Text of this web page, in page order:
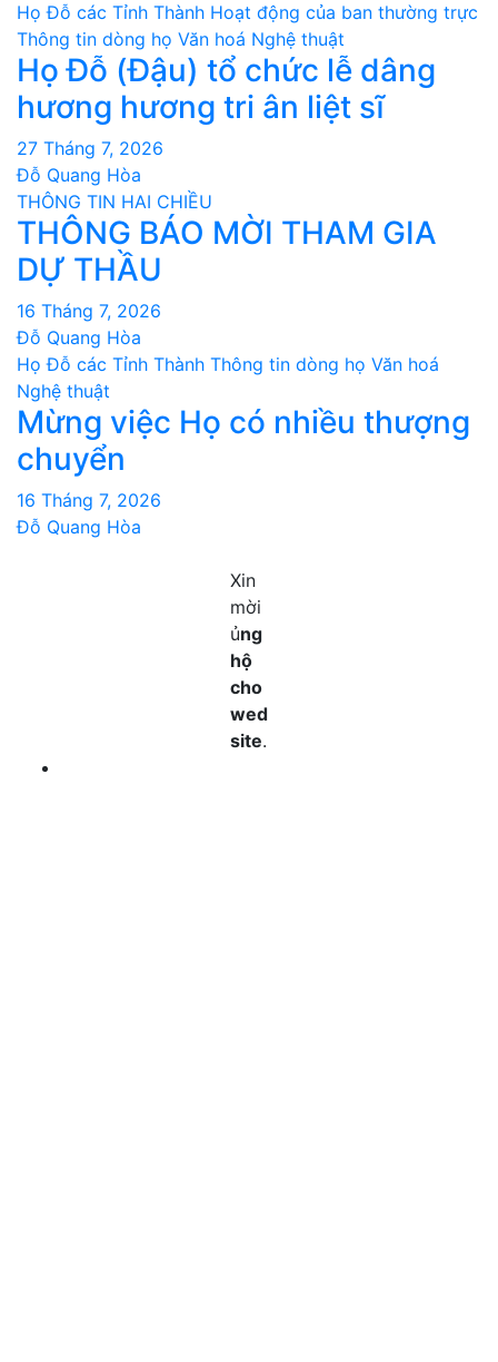
Họ Đỗ các Tỉnh Thành Hoạt động của ban thường trực
Thông tin dòng họ Văn hoá Nghệ thuật
Họ Đỗ (Đậu) tổ chức lễ dâng
hương hương tri ân liệt sĩ
27 Tháng 7, 2026
Đỗ Quang Hòa
THÔNG TIN HAI CHIỀU
THÔNG BÁO MỜI THAM GIA
DỰ THẦU
16 Tháng 7, 2026
Đỗ Quang Hòa
Họ Đỗ các Tỉnh Thành Thông tin dòng họ Văn hoá
Nghệ thuật
Mừng việc Họ có nhiều thượng
chuyển
16 Tháng 7, 2026
Đỗ Quang Hòa
Xin
mời
ủng
hộ
cho
wed
site.